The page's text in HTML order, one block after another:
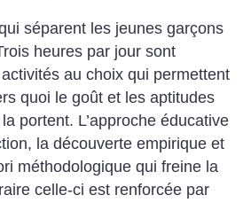
séparent les jeunes garçons
heures par jour sont
au choix qui permettent
quoi le goût et les aptitudes
portent. L’approche éducative
la découverte empirique et
méthodologique qui freine la
celle-ci est renforcée par